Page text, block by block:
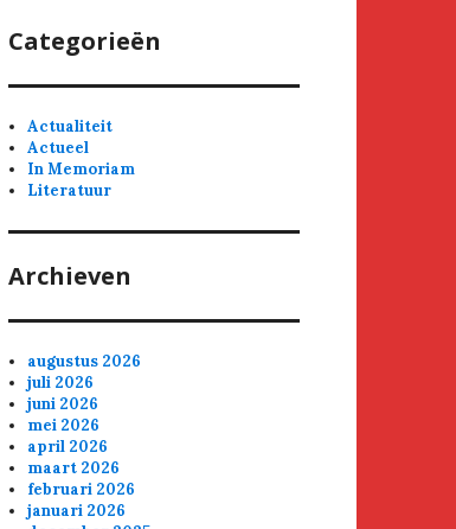
Categorieën
Actualiteit
Actueel
In Memoriam
Literatuur
Archieven
augustus 2026
juli 2026
juni 2026
mei 2026
april 2026
maart 2026
februari 2026
januari 2026